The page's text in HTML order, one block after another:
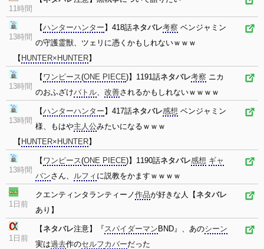
11時間
13時間
【ハンターハンター 】418話ネタバレ考察 ベンジャミン
の守護霊獣、ツェリに憑くかもしれないｗｗｗ
【 HUNTER×HUNTER】
13時間
【 ワンピース(ONE PIECE)】1191話ネタバレ考察 ニカ
のおふざけバトル、 改善されるかもしれないｗｗｗｗ
13時間
【ハンターハンター 】417話ネタバレ感想 ベンジャミン
様、もはや主人公みたいになるｗｗｗ
【 HUNTER×HUNTER】
13時間
【 ワンピース(ONE PIECE)】1190話ネタバレ感想 ギャ
バンさん、 ルフィ に説教をかますｗｗｗｗ
1日前
クエンティンタランティーノ作品が好きな人【ネタバレ
あり】
1日前
【ネタバレ注意】『スパイダーマン BND』、あのシーン
実は過去作のセルフカバーだった